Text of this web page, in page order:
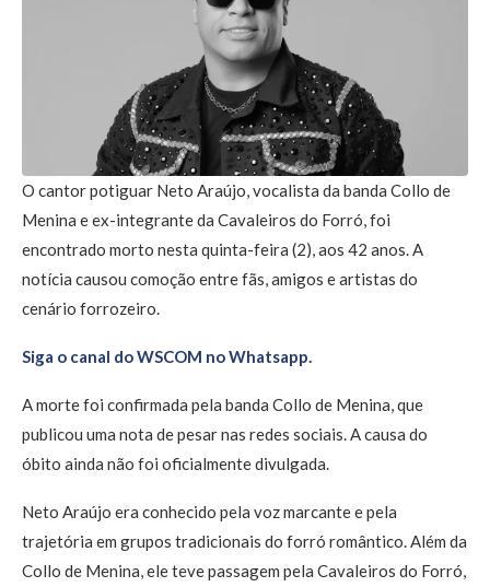
O cantor potiguar Neto Araújo, vocalista da banda Collo de
Menina e ex-integrante da Cavaleiros do Forró, foi
encontrado morto nesta quinta-feira (2), aos 42 anos. A
notícia causou comoção entre fãs, amigos e artistas do
cenário forrozeiro.
Siga o canal do WSCOM no Whatsapp.
A morte foi confirmada pela banda Collo de Menina, que
publicou uma nota de pesar nas redes sociais. A causa do
óbito ainda não foi oficialmente divulgada.
Neto Araújo era conhecido pela voz marcante e pela
trajetória em grupos tradicionais do forró romântico. Além da
Collo de Menina, ele teve passagem pela Cavaleiros do Forró,